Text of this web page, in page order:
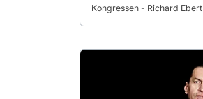
Kongressen - Richard